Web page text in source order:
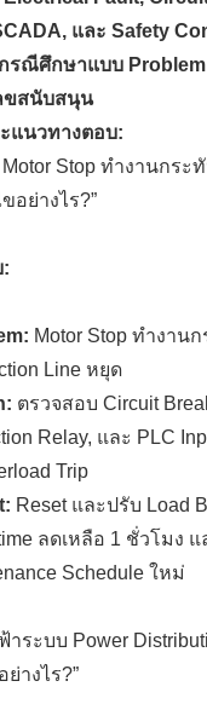
และ Safety
กรณีศึกษาแบบ
ขสนับสนุน
แนวทางตอบ:
Motor Stop ทำงานกร
อย่างไร?”
Motor Stop ทำงาน
Line หยุด
ตรวจสอบ Circuit
Relay, และ PLC
Trip
Reset และปรับ Load
ลดเหลือ 1 ชั่วโมง แ
Schedule ใหม่
าระบบ Power
างไร?”